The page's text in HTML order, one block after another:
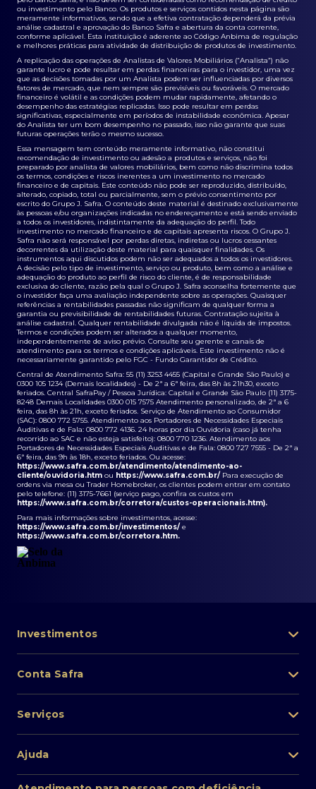
ou investimento pelo Banco. Os produtos e serviços contidos nesta página são
meramente informativos, sendo que a efetiva contratação dependerá da prévia
análise cadastral e aprovação do Banco Safra e abertura da conta corrente,
conforme aplicável. Esta instituição é aderente ao Código Anbima de regulação
e melhores práticas para atividade de distribuição de produtos de investimento.
A replicação das operações de Analistas de Valores Mobiliários (“Analista”) não
garante lucro e pode resultar em perdas financeiras para o investidor, uma vez
que as decisões tomadas por um Analista podem ser influenciadas por diversos
fatores de mercado, que nem sempre são previsíveis ou favoráveis. O mercado
financeiro é volátil e as condições podem mudar rapidamente, afetando o
desempenho das estratégias replicadas. Isso pode resultar em perdas
significativas, especialmente em períodos de instabilidade econômica. Apesar
do Analista ter um bom desempenho no passado, isso não garante que suas
futuras operações terão o mesmo sucesso.
Essa mensagem tem conteúdo meramente informativo, não constitui
recomendação de investimento ou adesão a produtos e serviços, não foi
preparado por analista de valores mobiliários, bem como não discrimina todos
os termos, condições e riscos inerentes a um investimento no mercado
financeiro e de capitais. Este conteúdo não pode ser reproduzido, distribuído,
alterado, copiado, total ou parcialmente, sem o prévio consentimento por
escrito do Grupo J. Safra. O conteúdo deste material é destinado exclusivamente
às pessoas e/ou organizações indicadas no endereçamento e está sendo enviado
a todos os investidores, indistintamente da adequação do perfil. Todo
investimento no mercado financeiro e de capitais apresenta riscos. O Grupo J.
Safra não será responsável por perdas diretas, indiretas ou lucros cessantes
decorrentes da utilização deste material para quaisquer finalidades. Os
instrumentos aqui discutidos podem não ser adequados a todos os investidores.
A decisão pelo tipo de investimento, serviço ou produto, bem como a análise e
adequação do produto ao perfil de risco do cliente, é de responsabilidade
exclusiva do cliente, razão pela qual o Grupo J. Safra aconselha fortemente que
o investidor faça uma avaliação independente sobre as operações. Quaisquer
referências a rentabilidades passadas não significam de qualquer forma a
garantia ou previsibilidade de rentabilidades futuras. Contratação sujeita à
análise cadastral. Qualquer rentabilidade divulgada não é líquida de impostos.
Termos e condições podem ser alterados a qualquer momento,
independentemente de aviso prévio. Consulte seu gerente e canais de
atendimento para os termos e condições aplicáveis. Este investimento não é
necessariamente garantido pelo FGC - Fundo Garantidor de Crédito.
Central de Atendimento Safra: 55 (11) 3253 4455 (Capital e Grande São Paulo) e
0300 105 1234 (Demais localidades) - De 2ª a 6ª feira, das 8h às 21h30, exceto
feriados. Central SafraPay / Pessoa Jurídica: Capital e Grande São Paulo (11) 3175-
8248 Demais Localidades 0300 015 7575 Atendimento personalizado, de 2ª a 6
feira, das 8h às 21h, exceto feriados. Serviço de Atendimento ao Consumidor
(SAC): 0800 772 5755. Atendimento aos Portadores de Necessidades Especiais
Auditivas e de Fala: 0800 772 4136. 24 horas por dia Ouvidoria (caso já tenha
recorrido ao SAC e não esteja satisfeito): 0800 770 1236. Atendimento aos
Portadores de Necessidades Especiais Auditivas e de Fala: 0800 727 7555 - De 2ª a
6ª feira, das 9h às 18h, exceto feriados. Ou acesse:
https://www.safra.com.br/atendimento/atendimento-ao-
cliente/ouvidoria.htm ou https://www.safra.com.br/ Para execução de
ordens via mesa ou Trader Homebroker, os clientes podem entrar em contato
pelo telefone: (11) 3175-7661 (serviço pago, confira os custos em
https://www.safra.com.br/corretora/custos-operacionais.htm).
Para mais informações sobre investimentos, acesse:
https://www.safra.com.br/investimentos/ e
https://www.safra.com.br/corretora.htm.
Investimentos
Lista de fundos de investimento
Private Banking
Renda fixa
Conta Safra
Pessoa Física
Cartões
Empréstimos e financiamentos
Serviços
Perda/roubo de celular
Ajuda
Atendimento ao cliente